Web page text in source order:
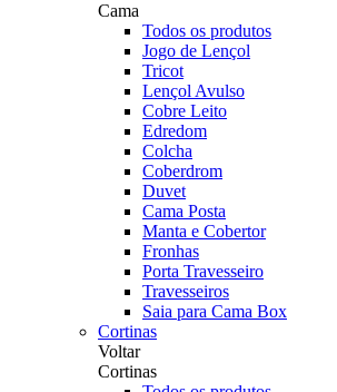
Cama
Todos os produtos
Jogo de Lençol
Tricot
Lençol Avulso
Cobre Leito
Edredom
Colcha
Coberdrom
Duvet
Cama Posta
Manta e Cobertor
Fronhas
Porta Travesseiro
Travesseiros
Saia para Cama Box
Cortinas
Voltar
Cortinas